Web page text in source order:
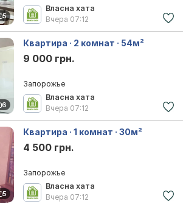
5
Власна хата
Вчера 07:12
6
Квартира · 2 комнат · 54м²
9 000 грн.
Запорожье
Власна хата
Вчера 07:12
5
Квартира · 1 комнат · 30м²
4 500 грн.
Запорожье
Власна хата
Вчера 07:12